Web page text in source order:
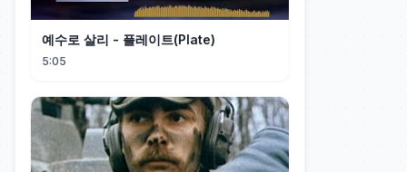
예수로 살리 - 플레이트(Plate)
5:05